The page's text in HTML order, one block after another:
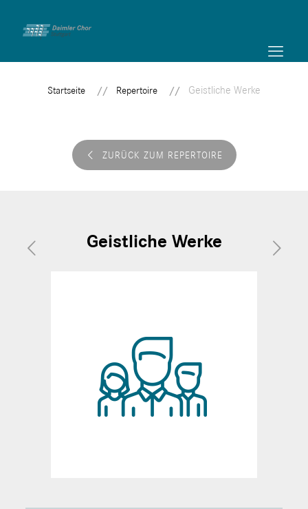
Startseite Repertoire Geistliche Werke
ZURÜCK ZUM REPERTOIRE
Geistliche Werke